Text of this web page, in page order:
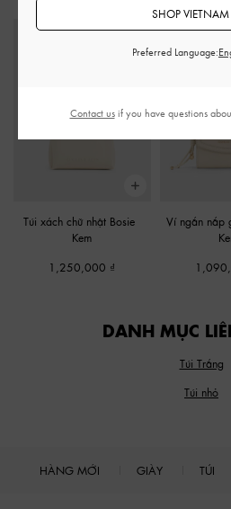
Túi xách chữ nhật Bosie
Kem
1,250,000
Ví ngắn nắp
DANH MỤC
Túi Trắng
Túi nhỏ
HÀNG MỚI GIÀY TÚI
SHOP VIETNAM
Preferred Language:
Contact usif you have questions